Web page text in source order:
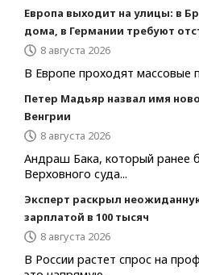
Европа выходит на улицы: в
дома, в Германии требуют
8 августа 2026
В Европе проходят массовые
Петер Мадьяр назвал имя
Венгрии
8 августа 2026
Андраш Бака, который ранее
Верховного суда...
Эксперт раскрыл
зарплатой в 100 тысяч
8 августа 2026
В России растет спрос на